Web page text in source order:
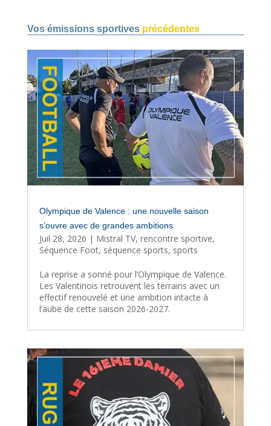
Vos émissions sportivesprécédentes
Olympique de Valence : une nouvelle saison
s’ouvre avec de grandes ambitions
Juil 28, 2026 | Mistral TV, rencontre sportive,
Séquence Foot, séquence sports, sports
La reprise a sonné pour l’Olympique de Valence.
Les Valentinois retrouvent les terrains avec un
effectif renouvelé et une ambition intacte à
l’aube de cette saison 2026-2027.